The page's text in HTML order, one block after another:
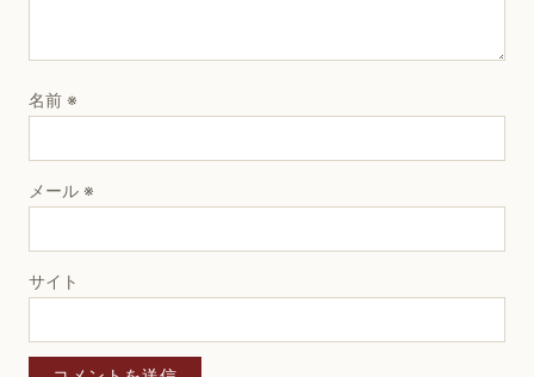
名前 ※
メール ※
サイト